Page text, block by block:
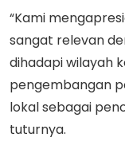
“Kami
sangat relevan
dihadapi wilayah
pengembangan
lokal sebagai
tuturnya.